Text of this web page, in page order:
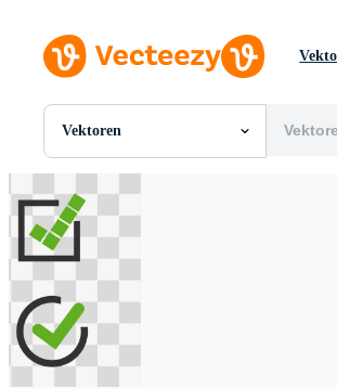
Vektoren
Alle Bilder